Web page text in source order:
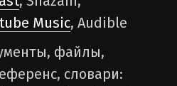
Music, Audible
файлы,
словари: